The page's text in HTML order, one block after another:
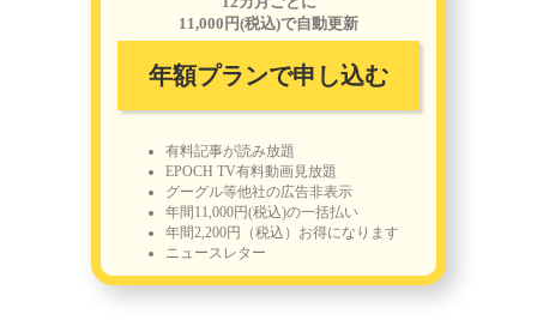
11,000円(税込)で自動更新
年額プランで申し込む
有料記事が読み放題
EPOCH TV有料動画見放題
グーグル等他社の広告非表示
年間11,000円(税込)の一括払い
年間2,200円（税込）お得になります
ニュースレター